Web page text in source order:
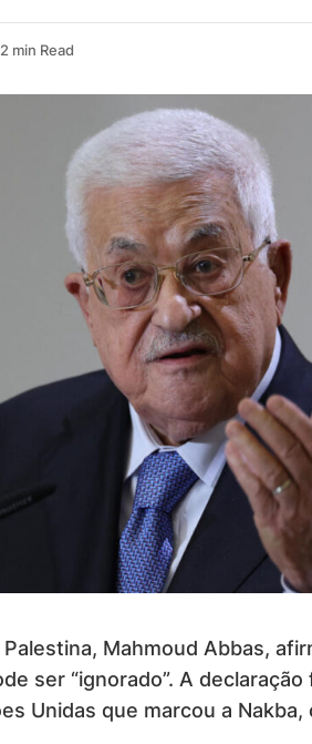
2 min Read
Mahmoud Abbas,
ser “ignorado”. A
Unidas que marcou a Nakba,